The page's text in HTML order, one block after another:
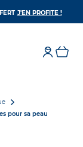
J'EN PROFITE !
pour sa peau